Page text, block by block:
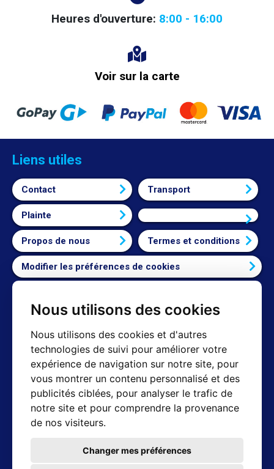
Nous utilisons des cookies
Nous utilisons des cookies et d'autres
technologies de suivi pour améliorer votre
expérience de navigation sur notre site, pour
vous montrer un contenu personnalisé et des
publicités ciblées, pour analyser le trafic de
notre site et pour comprendre la provenance
de nos visiteurs.
Changer mes préférences
Heures d'ouverture: 8:00 - 16:00
Voir sur la carte
Liens utiles
Contact Transport
Plainte Connexion
Propos de nous Termes et conditions
Modifier les préférences de cookies
Shop mail : info@hotair.cz
+420 603 357 606 (Nur Englisch)
Lun-Ven : 8:00 - 16:00
Technique de support : servis@hotair.cz
Collection personnelle
(République tchèque - Ostrava)
Paiement uniquement en barres